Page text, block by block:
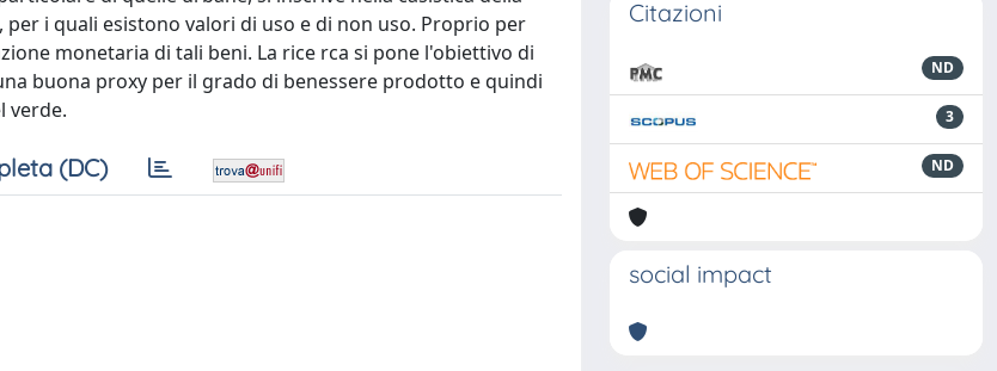
i quali esistono valori di uso e di non uso. Proprio per
monetaria di tali beni. La rice rca si pone l'obiettivo di
buona proxy per il grado di benessere prodotto e quindi
verde.
(DC)
Citazioni
ND
3
ND
social impact